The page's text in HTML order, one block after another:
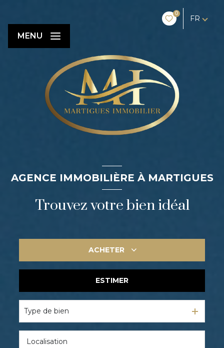
0
FR
MENU
AGENCE IMMOBILIÈRE À MARTIGUES
Trouvez votre bien idéal
ACHETER
ESTIMER
Type de bien